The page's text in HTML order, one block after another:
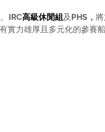
IRC高級休閒組 及PHS，
實力雄厚且多元化的參賽